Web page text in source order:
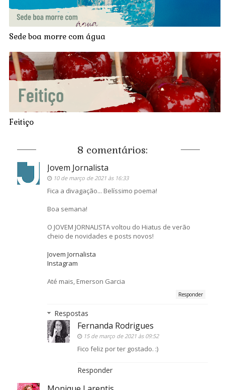
Sede boa morre com água
Feitiço
8 comentários:
Jovem Jornalista
10 de março de 2021 às 16:33
Fica a divagação... Belíssimo poema!
Boa semana!
O JOVEM JORNALISTA voltou do Hiatus de verão
cheio de novidades e posts novos!
Jovem Jornalista
Instagram
Até mais, Emerson Garcia
Responder
Respostas
Fernanda Rodrigues
15 de março de 2021 às 09:52
Fico feliz por ter gostado. :)
Responder